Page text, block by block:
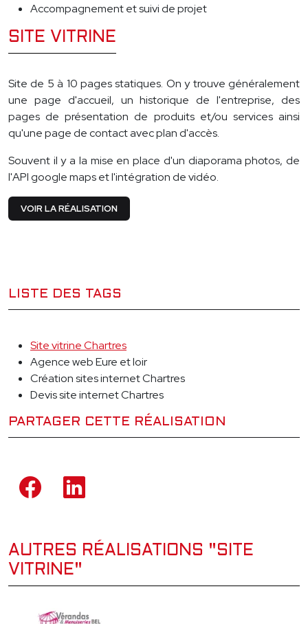
Accompagnement et suivi de projet
SITE VITRINE
Site de 5 à 10 pages statiques. On y trouve généralement
une page d'accueil, un historique de l'entreprise, des
pages de présentation de produits et/ou services ainsi
qu'une page de contact avec plan d'accès.
Souvent il y a la mise en place d'un diaporama photos, de
l'API google maps et l'intégration de vidéo.
VOIR LA RÉALISATION
LISTE DES TAGS
Site vitrine Chartres
Agence web Eure et loir
Création sites internet Chartres
Devis site internet Chartres
PARTAGER CETTE RÉALISATION
AUTRES RÉALISATIONS "SITE
VITRINE"